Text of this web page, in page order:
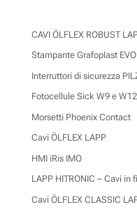
CAVI ÖLFLEX ROBUST
Stampante Grafoplast
Interruttori di sicurezza
Fotocellule Sick W9 e W12
Morsetti Phoenix Contact
Cavi ÖLFLEX LAPP
HMI iRis IMO
LAPP HITRONIC – Cavi in
Cavi ÖLFLEX CLASSIC